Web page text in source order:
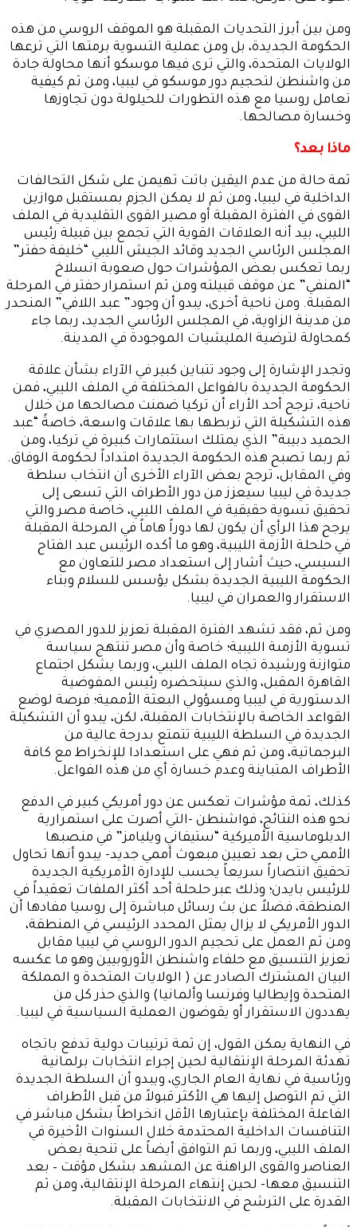
ومن بين أبرز التحديات المقبلة هو الموقف الروسي من هذه
الحكومة الجديدة، بل ومن عملية التسوية برمتها التي ترعها
الولايات المتحدة، والتي ترى فيها موسكو أنها محاولة جادة
من واشنطن لتحجيم دور موسكو في ليبيا، ومن ثم كيفية
تعامل روسيا مع هذه التطورات للحيلولة دون تجاوزها
وخسارة مصالحها.
ماذا بعد؟
ثمة حالة من عدم اليقين باتت تهيمن على شكل التحالفات
الداخلية في ليبيا، ومن ثم لا يمكن الجزم بمستقبل موازين
القوى في الفترة المقبلة أو مصير القوى التقليدية في الملف
الليبي، بيد أنه العلاقات القوية التي تجمع بين قبيلة رئيس
المجلس الرئاسي الجديد وقائد الجيش الليبي “خليفة حفتر”
ربما تعكس بعض المؤشرات حول صعوبة انسلاخ
“المنفي” عن موقف قبيلته ومن ثم استمرار حفتر في المرحلة
المقبلة. ومن ناحية أخرى، يبدو أن وجود” عبد اللافي” المنحدر
من مدينة الزاوية، في المجلس الرئاسي الجديد، ربما جاء
كمحاولة لترضية المليشيات الموجودة في المدينة.
وتجدر الإشارة إلى وجود تتباين كبير في الآراء بشأن علاقة
الحكومة الجديدة بالفواعل المختلفة في الملف الليبي، فمن
ناحية، ترجح أحد الأراء أن تركيا ضمنت مصالحها من خلال
هذه التشكيلة التي تربطها بها علاقات واسعة، خاصةً “عبد
الحميد دبيبة” الذي يمتلك استثمارات كبيرة في تركيا، ومن
ثم ربما تصبح هذه الحكومة الجديدة امتداداً لحكومة الوفاق.
وفي المقابل، ترجح بعض الآراء الأخرى أن انتخاب سلطة
جديدة في ليبيا سيعزز من دور الأطراف التي تسعى إلى
تحقيق تسوية حقيقية في الملف الليبي، خاصة مصر والتي
يرجح هذا الرأي أن يكون لها دوراً هاماً في المرحلة المقبلة
في حلحلة الأزمة الليبية، وهو ما أكده الرئيس عبد الفتاح
السيسي، حيث أشار إلى استعداد مصر للتعاون مع
الحكومة الليبية الجديدة بشكل يؤسس للسلام وبناء
الاستقرار والعمران في ليبيا.
ومن ثم، فقد تشهد الفترة المقبلة تعزيز للدور المصري في
تسوية الأزمىة الليبية؛ خاصة وأن مصر تنتهج سياسة
متوازنة ورشيدة تجاه الملف الليبي، وربما يشكل اجتماع
القاهرة المقبل، والذي سيتحضره رئيس المفوضية
الدستورية في ليبيا ومسؤولي البعثة الأممية؛ فرصة لوضع
القواعد الخاصة بالإنتخابات المقبلة، لكن، يبدو أن التشكيلة
الجديدة في السلطة الليبية تتمتع بدرجة عالية من
البرجماتية، ومن ثم فهي على استعدادا للإنخراط مع كافة
الأطراف المتباينة وعدم خسارة أي من هذه الفواعل.
كذلك، ثمة مؤشرات تعكس عن دور أمريكي كبير في الدفع
نحو هذه النتائج، فواشنطن -التي أصرت على استمرارية
الدبلوماسية الأميركية “ستيفاني ويليامز” في منصبها
الأممي حتى بعد تعيين مبعوث أممي جديد- يبدو أنها تحاول
تحقيق انتصاراً سريعاً يحسب للإدارة الأمريكية الجديدة
للرئيس بايدن؛ وذلك عبر حلحلة أحد أكثر الملفات تعقيداً في
المنطقة، فضلاً عن بث رسائل مباشرة إلى روسيا مفادها أن
الدور الأمريكي لا يزال يمثل المحدد الرئيسي في المنطقة،
ومن ثم العمل على تحجيم الدور الروسي في ليبيا مقابل
تعزيز التنسيق مع حلفاء واشنطن الأوروبيين وهو ما عكسه
البيان المشترك الصادر عن ( الولايات المتحدة و المملكة
المتحدة وإيطاليا وفرنسا وألمانيا) والذي حذر كل من
يهددون الاستقرار أو يقوضون العملية السياسية في ليبيا.
في النهاية يمكن القول، إن ثمة ترتيبات دولية تدفع باتجاه
تهدئة المرحلة الإنتقالية لحين إجراء انتخابات برلمانية
ورئاسية في نهاية العام الجاري، ويبدو أن السلطة الجديدة
التي تم التوصل إليها هي الأكثر قبولاً من قبل الأطراف
الفاعلة المختلفة بإعتبارها الأقل انخراطاً بشكل مباشر في
التنافسات الداخلية المحتدمة خلال السنوات الأخيرة في
الملف الليبي، وربما تم التوافق أيضاً على تنحية بعض
العناصر والقوى الراهنة عن المشهد بشكل مؤقت – بعد
التنسيق معها- لحين إنتهاء المرحلة الإنتقالية، ومن ثم
القدرة على الترشح في الانتخابات المقبلة.